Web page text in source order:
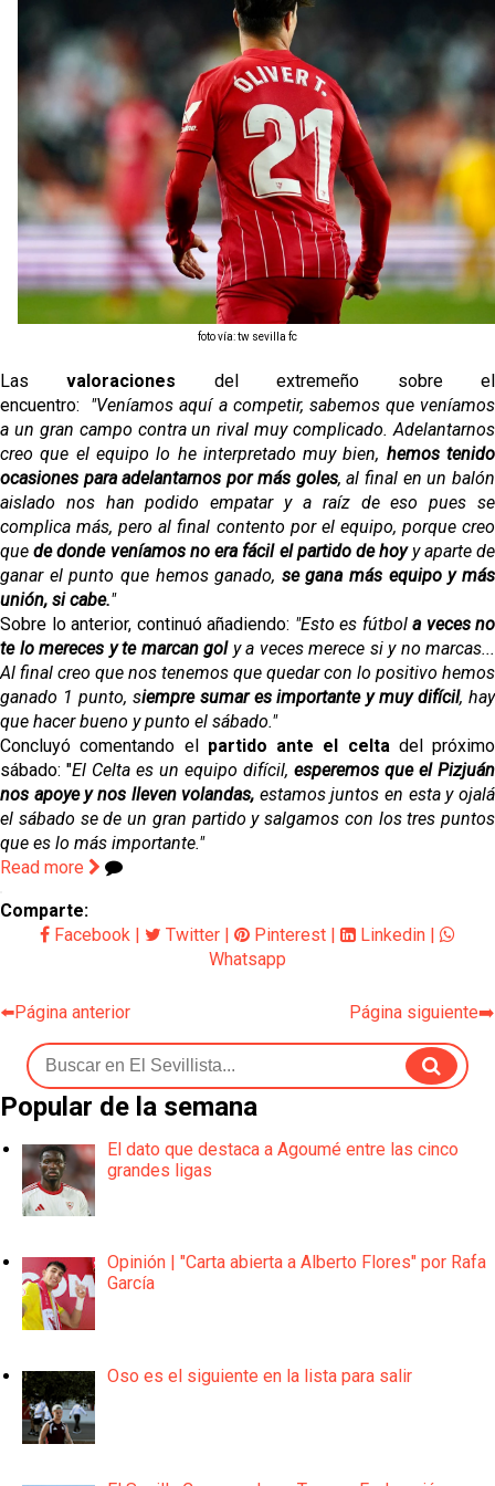
El Granada negocia con el Sevilla FC por Alberto
El Sevilla continúa con despidos y rechaza una
oferta de 420 millones por el club
El Sevilla mueve ficha por Robbie Ure: la opción 'A'
para el ataque nervionense
Los contratiempos para García Plaza por la mala
gestión de un inválido Consejo
La revolución de José Ignacio Navarro en el Sevilla
foto vía: tw sevilla fc
Lasvaloraciones del extremeño sobre el
encuentro:
"Veníamos aquí a competir, sabemos que veníamos
a un gran campo contra un rival muy complicado. Adelantarnos
creo que el equipo lo he interpretado muy bien, hemos tenido
ocasiones para adelantarnos por más goles, al final en un balón
aislado nos han podido empatar y a raíz de eso pues se
complica más, pero al final contento por el equipo, porque creo
que de donde veníamos no era fácil el partido de hoyy aparte de
ganar el punto que hemos ganado, se gana más equipo y más
unión, si cabe."
Sobre lo anterior, continuó añadiendo: "Esto es fútbol a veces no
te lo mereces y te marcan goly a veces merece si y no marcas...
Al final creo que nos tenemos que quedar con lo positivo hemos
ganado 1 punto, siempre sumar es importante y muy difícil, hay
que hacer bueno y punto el sábado."
Concluyó comentando el partido ante el celtadel próximo
sábado: "El Celta es un equipo difícil, esperemos que el Pizjuán
nos apoye y nos lleven volandas, estamos juntos en esta y ojalá
el sábado se de un gran partido y salgamos con los tres puntos
que es lo más importante."
Read more
Comparte:
Facebook
Twitter Pinterest Linkedin
Whatsapp
⬅️Página anterior Página siguiente➡️
Popular de la semana
El dato que destaca a Agoumé entre las cinco
grandes ligas
Opinión | "Carta abierta a Alberto Flores" por Rafa
García
Oso es el siguiente en la lista para salir